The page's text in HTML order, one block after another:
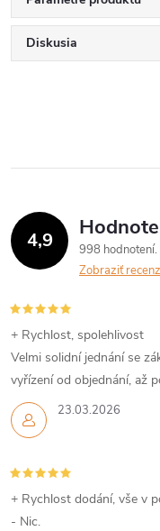
Diskusia
4,9
998 hodnotení
Zobraziť
23.03.2026
+ Rychlost, spolehlivost
Velmi solidní jednání se
vyřízení od objednání, až
+ Rychlost dodání, vše v
- Nic.